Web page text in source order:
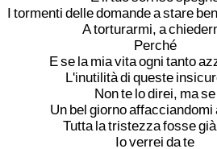
I tormenti delledomandeastare
Atorturarmi, a
Perché
Ese la miavitaogni tanto
L'inutilitàdi queste
Nonte lodirei, mase
Un bel giornoaffacciandomi
Tutta latristezzafossegià
Ioverrei date